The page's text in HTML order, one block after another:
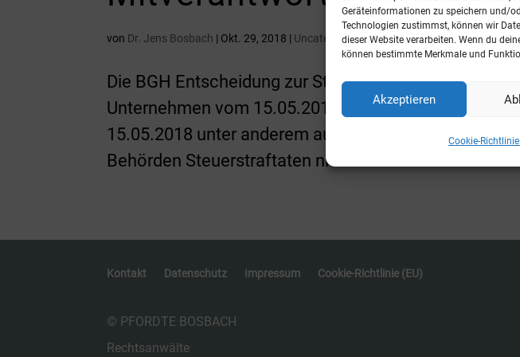
Geräteinformationen zu speichern und/
Technologien zustimmst, können wir
dieser Website verarbeiten. Wenn du
können bestimmte Merkmale und
Akzeptieren
Cookie-Richtlinie
von Dr. Jens Bosbach | Okt. 29, 2018 | Uncategorized
Die BGH Entscheidung zur Steuerhinterziehung im
Unternehmen vom 15.05.2018 ist veröffentlicht. Der
15.05.2018 unter anderem auch mit der Frage, wie es
Behörden Steuerstraftaten nicht verhindern....
Kontakt Datenschutz Impressum Cookie-Richtlinie (EU)
© PFORDTE BOSBACH
Rechtsanwälte